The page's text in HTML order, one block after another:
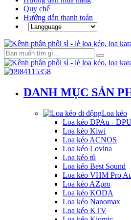
Quy chế
Hướng dẫn thanh toán
DANH MỤC SẢN
Loa kéo
Loa kéo DPAu -
Loa kéo Kiwi
Loa kéo ACNOS
Loa kéo Lovina
Loa kéo tủ
Loa kéo Best Sound
Loa kéo VHM Pro
Loa kéo AZpro
Loa kéo KODA
Loa kéo Nanomax
Loa kéo KTV